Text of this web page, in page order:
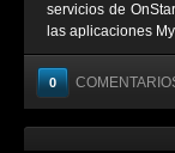
servicios de
las aplicaciones
0